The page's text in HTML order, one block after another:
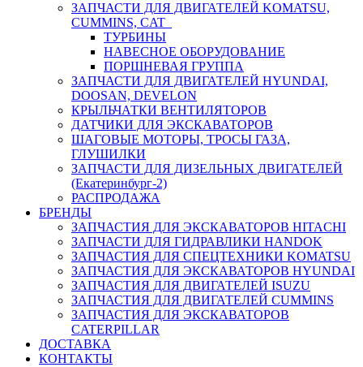
ЗАПЧАСТИ ДЛЯ ДВИГАТЕЛЕЙ KOMATSU,
CUMMINS, CAT
ТУРБИНЫ
НАВЕСНОЕ ОБОРУДОВАНИЕ
ПОРШНЕВАЯ ГРУППА
ЗАПЧАСТИ ДЛЯ ДВИГАТЕЛЕЙ HYUNDAI,
DOOSAN, DEVELON
КРЫЛЬЧАТКИ ВЕНТИЛЯТОРОВ
ДАТЧИКИ ДЛЯ ЭКСКАВАТОРОВ
ШАГОВЫЕ МОТОРЫ, ТРОСЫ ГАЗА,
ГЛУШИЛКИ
ЗАПЧАСТИ ДЛЯ ДИЗЕЛЬНЫХ ДВИГАТЕЛЕЙ
(Екатеринбург-2)
РАСПРОДАЖА
БРЕНДЫ
ЗАПЧАСТИЯ ДЛЯ ЭКСКАВАТОРОВ HITACHI
ЗАПЧАСТИ ДЛЯ ГИДРАВЛИКИ HANDOK
ЗАПЧАСТИЯ ДЛЯ СПЕЦТЕХНИКИ KOMATSU
ЗАПЧАСТИЯ ДЛЯ ЭКСКАВАТОРОВ HYUNDAI
ЗАПЧАСТИЯ ДЛЯ ДВИГАТЕЛЕЙ ISUZU
ЗАПЧАСТИЯ ДЛЯ ДВИГАТЕЛЕЙ CUMMINS
ЗАПЧАСТИЯ ДЛЯ ЭКСКАВАТОРОВ
CATERPILLAR
ДОСТАВКА
КОНТАКТЫ